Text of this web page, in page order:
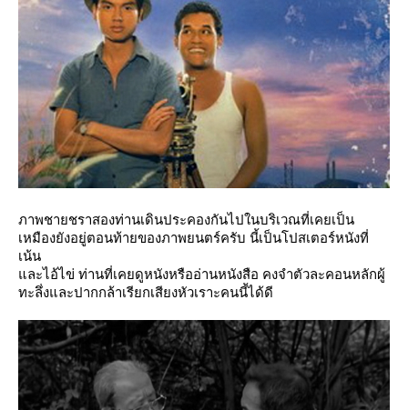
ภาพชายชราสองท่านเดินประคองกันไปในบริเวณที่เคยเป็น
เหมืองยังอยู่ตอนท้ายของภาพยนตร์ครับ นี้เป็นโปสเตอร์หนังที่
เน้น
ละไอ้ไข่ ท่านที่เคยดูหนังหรืออ่านหนังสือ คงจำตัวละคอนหลักผู้
ทะลึ่งและปากกล้าเรียกเสียงหัวเราะคนนี้ได้ดี